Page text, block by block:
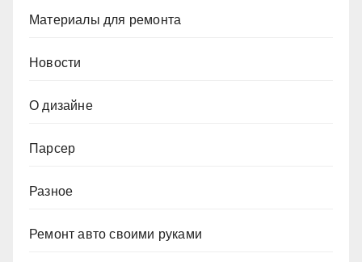
Материалы для ремонта
Новости
О дизайне
Парсер
Разное
Ремонт авто своими руками